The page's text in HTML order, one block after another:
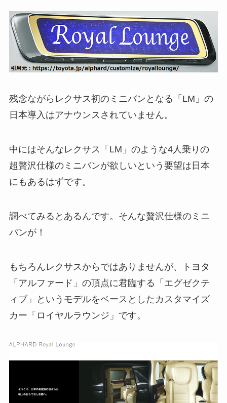
残念ながらレクサス初のミニバンとなる「LM」の
日本導入はアナウンスされていません。
中にはそんなレクサス「LM」のような4人乗りの
超贅沢仕様のミニバンが欲しいという要望は日本
にもあるはずです。
調べてみるとあるんです。そんな贅沢仕様のミニ
バンが！
もちろんレクサスからではありませんが、トヨタ
「アルファード」の頂点に君臨する「エグゼクテ
ィブ」というモデルをベースとしたカスタマイズ
カー「ロイヤルラウンジ」です。